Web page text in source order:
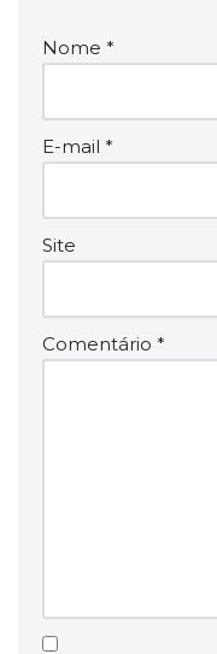
Nome *
E-mail *
Site
Comentário *